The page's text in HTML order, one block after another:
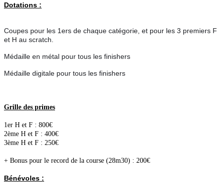
Dotations :
Coupes pour les 1ers de chaque catégorie, et pour les 3 premiers F
et H au scratch.
Médaille en métal pour tous les finishers
Médaille digitale pour tous les finishers
Grille des primes
1er H et F : 800€
2ème H et F : 400€
3ème H et F : 250€
+ Bonus pour le record de la course (28m30) : 200€
Bénévoles :